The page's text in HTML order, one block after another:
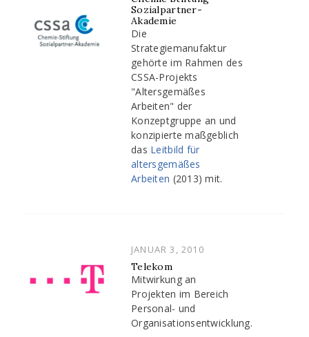
Sozialpartner-
Akademie
Die
Strategiemanufaktur
gehörte im Rahmen des
CSSA-Projekts
"Altersgemäßes
Arbeiten" der
Konzeptgruppe an und
konzipierte maßgeblich
das Leitbild für
altersgemäßes
Arbeiten (2013) mit.
POSTED
ON
JANUAR 3, 2010
Telekom
Mitwirkung an
Projekten im Bereich
Personal- und
Organisationsentwicklung.